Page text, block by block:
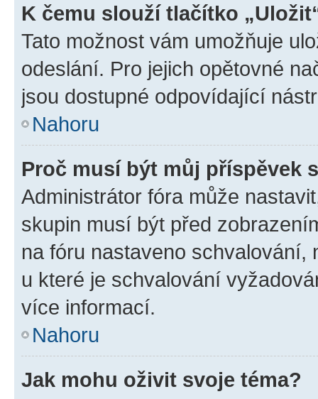
K čemu slouží tlačítko
Tato možnost vám umožňuje
odeslání. Pro jejich opětovné
jsou dostupné odpovídající
Nahoru
Proč musí být můj příspěvek
Administrátor fóra může
skupin musí být před
na fóru nastaveno schvalování,
u které je schvalování
více informací.
Nahoru
Jak mohu oživit svoje téma?